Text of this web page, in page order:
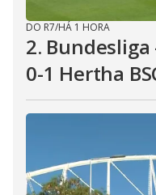
DO R7/HÁ 1 HORA
2. Bundesliga
0-1 Hertha